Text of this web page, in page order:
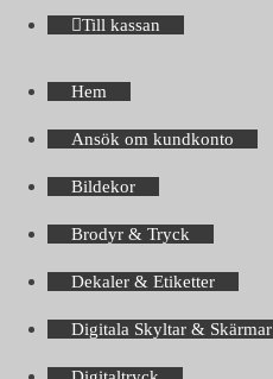
Till kassan
Hem
Ansök om kundkonto
Bildekor
Brodyr & Tryck
Dekaler & Etiketter
Digitala Skyltar & Skärmar